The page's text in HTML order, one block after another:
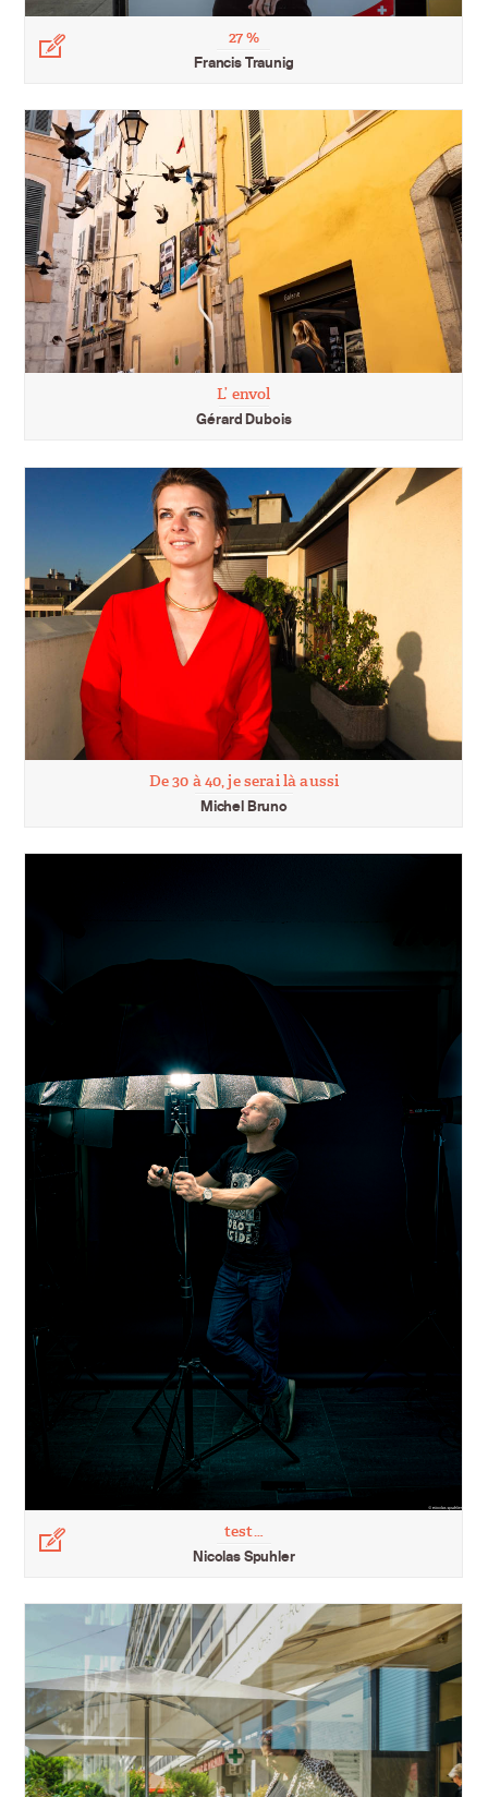
27 %
Francis Traunig
L’ envol
Gérard Dubois
De 30 à 40, je serai là aussi
Michel Bruno
test…
Nicolas Spuhler